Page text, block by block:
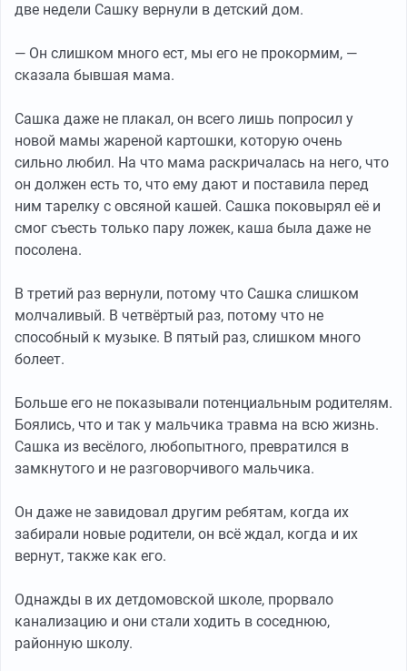
две недели Сашку вернули в детский дом.
— Он слишком много ест, мы его не прокормим, —
сказала бывшая мама.
Сашка даже не плакал, он всего лишь попросил у
новой мамы жареной картошки, которую очень
сильно любил. На что мама раскричалась на него, что
он должен есть то, что ему дают и поставила перед
ним тарелку с овсяной кашей. Сашка поковырял её и
смог съесть только пару ложек, каша была даже не
посолена.
В третий раз вернули, потому что Сашка слишком
молчаливый. В четвёртый раз, потому что не
способный к музыке. В пятый раз, слишком много
болеет.
Больше его не показывали потенциальным родителям.
Боялись, что и так у мальчика травма на всю жизнь.
Сашка из весёлого, любопытного, превратился в
замкнутого и не разговорчивого мальчика.
Он даже не завидовал другим ребятам, когда их
забирали новые родители, он всё ждал, когда и их
вернут, также как его.
Однажды в их детдомовской школе, прорвало
канализацию и они стали ходить в соседнюю,
районную школу.